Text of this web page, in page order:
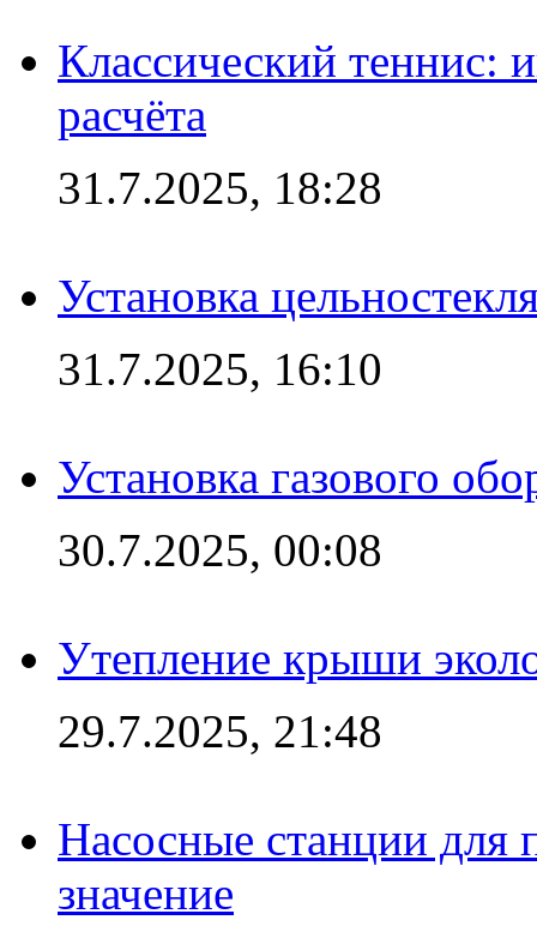
Классический теннис:
расчёта
31.7.2025, 18:28
Установка
31.7.2025, 16:10
Установка газового
30.7.2025, 00:08
Утепление крыши
29.7.2025, 21:48
Насосные станции для
значение